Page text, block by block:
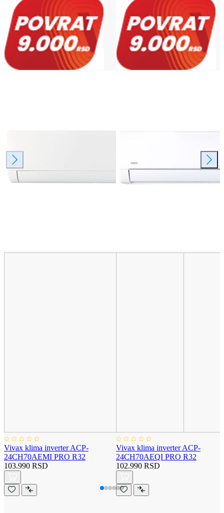
Vivax klima inverter ACP-
24CH70AEMI PRO R32
103.990 RSD
Vivax klima inverter ACP-
24CH70AEQI PRO R32
102.990 RSD